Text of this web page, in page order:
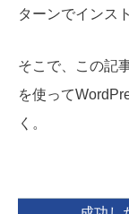
ターンでインス
そこで、この記
を使って
く。